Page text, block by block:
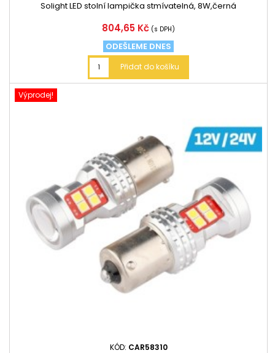
Solight LED stolní lampička stmívatelná, 8W,černá
Cena
804,65 Kč (s DPH)
ODEŠLEME DNES
Přidat do košíku
Výprodej!
KÓD: CAR58310